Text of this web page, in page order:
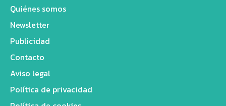
Quiénes somos
Newsletter
Publicidad
Contacto
Aviso legal
Política de privacidad